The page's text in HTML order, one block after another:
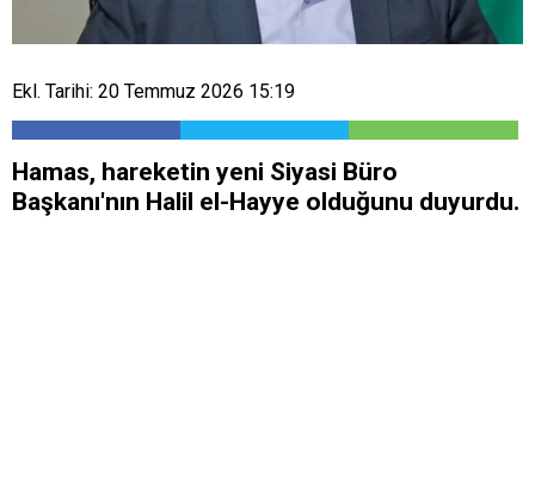
Ekl. Tarihi: 20 Temmuz 2026 15:19
Hamas, hareketin yeni Siyasi Büro
Başkanı'nın Halil el-Hayye olduğunu duyurdu.